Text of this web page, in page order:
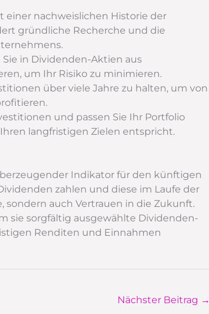
nachweislichen Historie der
gründliche Recherche und die
in Dividenden-Aktien aus
um Ihr Risiko zu minimieren.
über viele Jahre zu halten, um von
und passen Sie Ihr Portfolio
langfristigen Zielen entspricht.
Indikator für den künftigen
zahlen und diese im Laufe der
sondern auch Vertrauen in die Zukunft.
sie sorgfältig ausgewählte Dividenden-
Renditen und Einnahmen
Nächster Beitrag →